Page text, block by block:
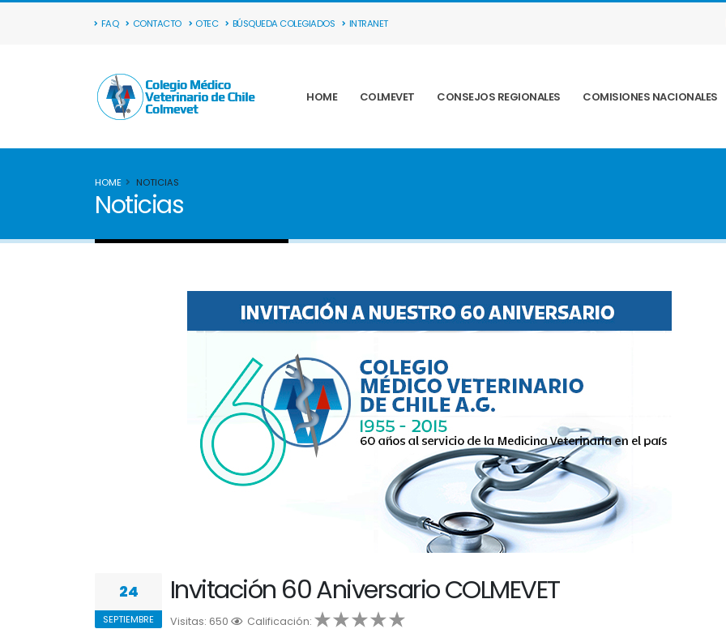
FAQ CONTACTO OTEC BÚSQUEDA COLEGIADOS INTRANET
HOME COLMEVET CONSEJOS REGIONALES COMISIONES NACIONALES
HOME NOTICIAS
Noticias
24
SEPTIEMBRE
Invitación 60 Aniversario COLMEVET
Visitas: 650 Calificación:
1 2 3 4 5